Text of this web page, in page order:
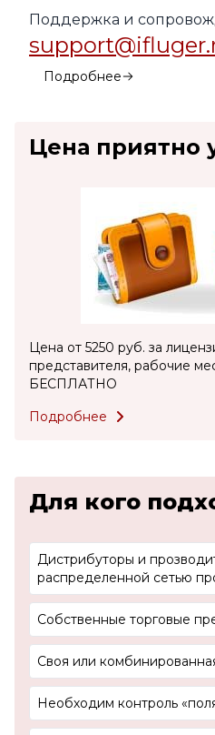
Поддержка и
Подробнее
Цена приятно
Цена от 5250 руб. за
представителя, рабочие
БЕСПЛАТНО
Подробнее
Для кого
Дистрибуторы и
распределенной сетью
Собственные торговые
Своя или
Необходим контроль